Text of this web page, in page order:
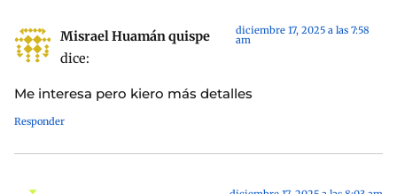
Misrael Huamán quispe
dice:
diciembre 17, 2025 a las 7:58
am
Me interesa pero kiero más detalles
Responder